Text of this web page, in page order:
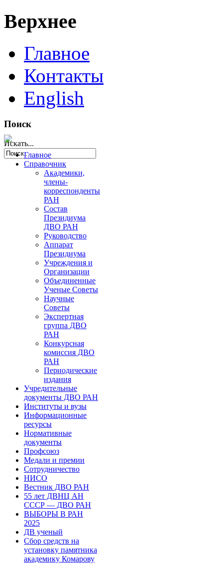
Верхнее
Главное
Контакты
English
Поиск
Искать...
Главное
Справочник
Академики,
члены-
корреспонденты
РАН
Состав
Президиума
ДВО РАН
Руководство
Аппарат
Президиума
Учреждения и
Организации
Объединенные
Ученые Советы
Научные
Советы
Экспертная
группа ДВО
РАН
Конкурсная
комиссия ДВО
РАН
Периодические
издания
Учредительные
документы ДВО РАН
Институты и вузы
Информационные
ресурсы
Нормативные
документы
Профсоюз
Медали и премии
Сотрудничество
НИСО
Вестник ДВО РАН
55 лет ДВНЦ АН
СССР — ДВО РАН
ВЫБОРЫ В РАН
2025
ДВ ученый
Сбор средств на
установку памятника
академику Комарову